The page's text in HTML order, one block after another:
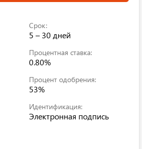
Срок:
5 – 30 дней
Процентная ставка:
0.80%
Процент одобрения:
53%
Идентификация:
Электронная подпись